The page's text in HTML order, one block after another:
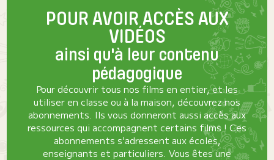
POUR AVOIR ACCÈS AUX
VIDÉOS
ainsi qu'à leur contenu
pédagogique
Pour découvrir tous nos films en entier, et les
utiliser en classe ou à la maison, découvrez nos
abonnements. Ils vous donneront aussi accès aux
ressources qui accompagnent certains films ! Ces
abonnements s'adressent aux écoles,
enseignants et particuliers. Vous êtes une